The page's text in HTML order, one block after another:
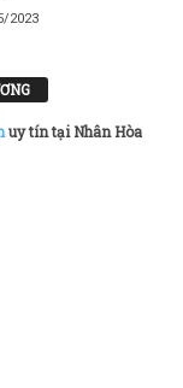
2023
uy tín tại Nhân Hòa